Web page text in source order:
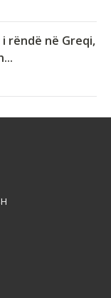
rëndë në Greqi,